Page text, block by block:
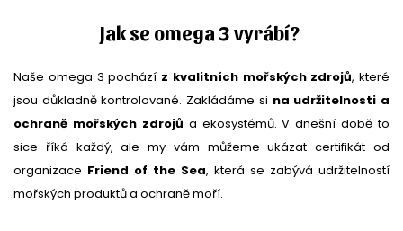
Jak se omega 3 vyrábí?
Naše omega 3 pochází z kvalitních mořských zdrojů, které
jsou důkladně kontrolované. Zakládáme si na udržitelnosti a
ochraně mořských zdrojů a ekosystémů. V dnešní době to
sice říká každý, ale my vám můžeme ukázat certifikát od
organizace Friend of the Sea, která se zabývá udržitelností
mořských produktů a ochraně moří.